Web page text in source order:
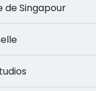
de Singapour